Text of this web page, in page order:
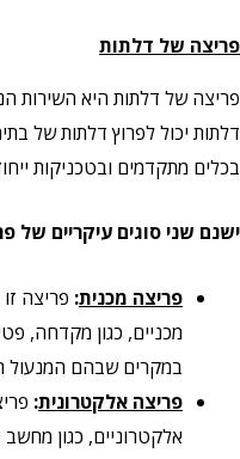
פריצה של דלתות
פריצה של דלתות היא השירות
דלתות יכול לפרוץ דלתות של
בכלים מתקדמים ובטכניקות
ישנם שני סוגים עיקריים של
פריצה מכנית: פריצה
מכניים, כגון מקדחה,
במקרים שבהם המנעול
פריצה אלקטרונית:
אלקטרוניים, כגון מחשב